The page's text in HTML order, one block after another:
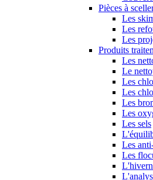
Pièces à
Les
Les
Les
Produits
Les
Le
Les
Les
Les
Les
Les sels
Les
Les